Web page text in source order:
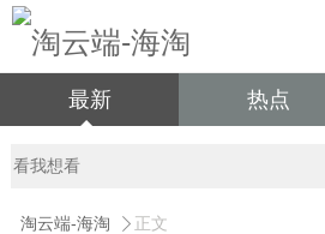
最新 热点
淘云端-海淘 正文